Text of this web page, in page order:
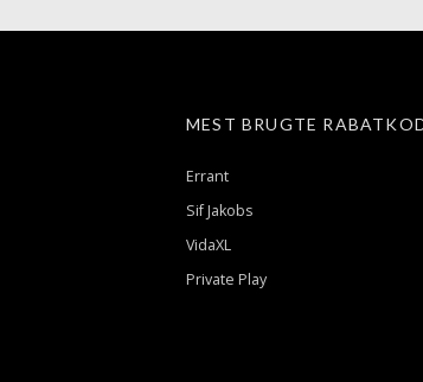
MEST BRUGTE
Errant
Sif Jakobs
VidaXL
Private Play